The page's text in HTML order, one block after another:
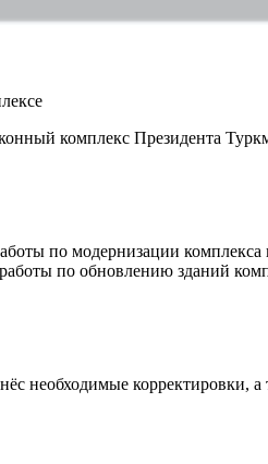
комплекс Президента
по модернизации комплекса
по обновлению зданий
необходимые корректировки,